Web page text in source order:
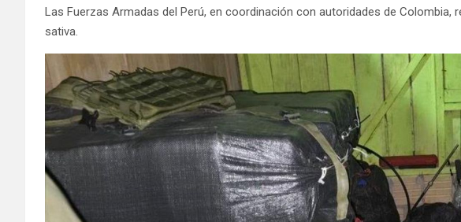
Las Fuerzas Armadas del Perú, en coordinación con autoridades de
sativa.